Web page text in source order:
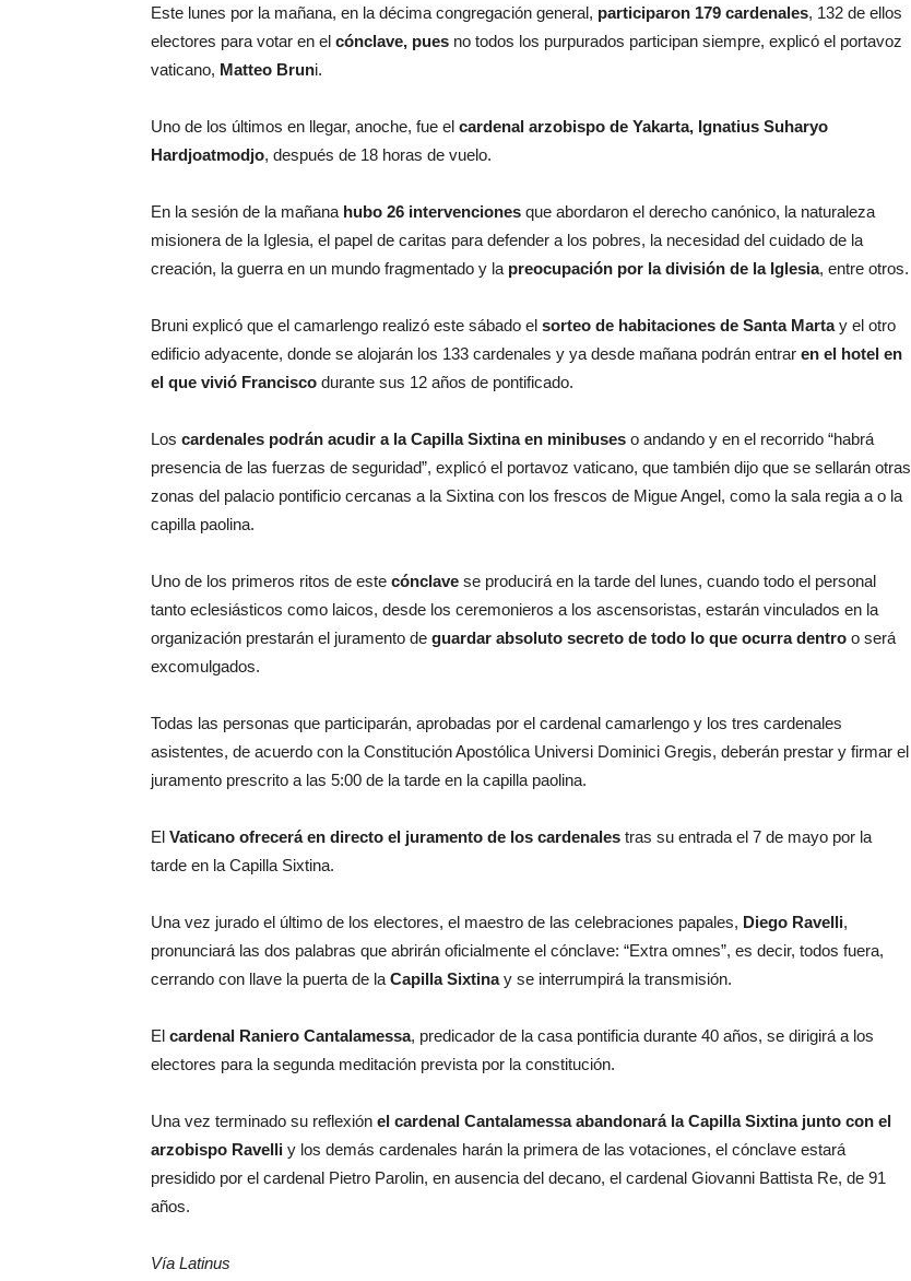
Este lunes por la mañana, en la décima congregación general, participaron 179 cardenales, 132 de ellos
electores para votar en el cónclave, pues no todos los purpurados participan siempre, explicó el portavoz
vaticano, Matteo Bruni.
Uno de los últimos en llegar, anoche, fue el cardenal arzobispo de Yakarta, Ignatius Suharyo
Hardjoatmodjo, después de 18 horas de vuelo.
En la sesión de la mañana hubo 26 intervenciones que abordaron el derecho canónico, la naturaleza
misionera de la Iglesia, el papel de caritas para defender a los pobres, la necesidad del cuidado de la
creación, la guerra en un mundo fragmentado y la preocupación por la división de la Iglesia, entre otros.
Bruni explicó que el camarlengo realizó este sábado el sorteo de habitaciones de Santa Martay el otro
edificio adyacente, donde se alojarán los 133 cardenales y ya desde mañana podrán entrar en el hotel en
el que vivió Francisco durante sus 12 años de pontificado.
Los cardenales podrán acudir a la Capilla Sixtina en minibuses o andando y en el recorrido “habrá
presencia de las fuerzas de seguridad”, explicó el portavoz vaticano, que también dijo que se sellarán otras
zonas del palacio pontificio cercanas a la Sixtina con los frescos de Migue Angel, como la sala regia a o la
capilla paolina.
Uno de los primeros ritos de este cónclave se producirá en la tarde del lunes, cuando todo el personal
tanto eclesiásticos como laicos, desde los ceremonieros a los ascensoristas, estarán vinculados en la
organización prestarán el juramento de guardar absoluto secreto de todo lo que ocurra dentro o será
excomulgados.
Todas las personas que participarán, aprobadas por el cardenal camarlengo y los tres cardenales
asistentes, de acuerdo con la Constitución Apostólica Universi Dominici Gregis, deberán prestar y firmar el
juramento prescrito a las 5:00 de la tarde en la capilla paolina.
El Vaticano ofrecerá en directo el juramento de los cardenales tras su entrada el 7 de mayo por la
tarde en la Capilla Sixtina.
Una vez jurado el último de los electores, el maestro de las celebraciones papales, Diego Ravelli,
pronunciará las dos palabras que abrirán oficialmente el cónclave: “Extra omnes”, es decir, todos fuera,
cerrando con llave la puerta de la Capilla Sixtinay se interrumpirá la transmisión.
El cardenal Raniero Cantalamessa, predicador de la casa pontificia durante 40 años, se dirigirá a los
electores para la segunda meditación prevista por la constitución.
Una vez terminado su reflexión el cardenal Cantalamessa abandonará la Capilla Sixtina junto con el
arzobispo Ravelli y los demás cardenales harán la primera de las votaciones, el cónclave estará
presidido por el cardenal Pietro Parolin, en ausencia del decano, el cardenal Giovanni Battista Re, de 91
años.
Vía Latinus